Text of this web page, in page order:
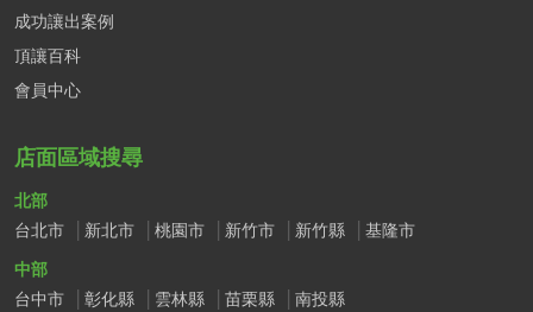
成功讓出案例
頂讓百科
會員中心
店面區域搜尋
北部
台北市
新北市 桃園市 新竹市 新竹縣
基隆市
中部
台中市
彰化縣 雲林縣 苗栗縣
南投縣